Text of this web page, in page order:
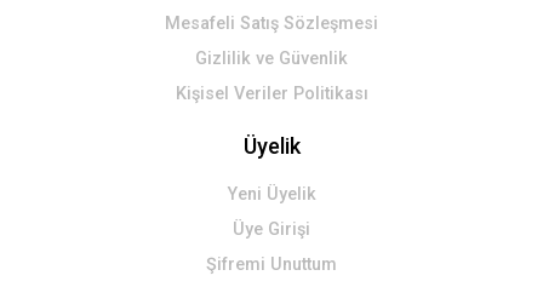
Mesafeli Satış Sözleşmesi
Gizlilik ve Güvenlik
Kişisel Veriler Politikası
Üyelik
Yeni Üyelik
Üye Girişi
Şifremi Unuttum